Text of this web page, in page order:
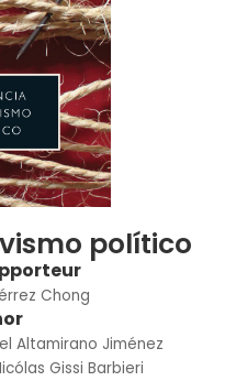
político
Chong
Altamirano Jiménez
Gissi Barbieri